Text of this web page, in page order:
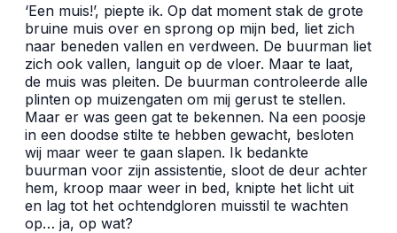
‘Een muis!’, piepte ik. Op dat moment stak de grote
bruine muis over en sprong op mijn bed, liet zich
naar beneden vallen en verdween. De buurman liet
zich ook vallen, languit op de vloer. Maar te laat,
de muis was pleiten. De buurman controleerde alle
plinten op muizengaten om mij gerust te stellen.
Maar er was geen gat te bekennen. Na een poosje
in een doodse stilte te hebben gewacht, besloten
wij maar weer te gaan slapen. Ik bedankte
buurman voor zijn assistentie, sloot de deur achter
hem, kroop maar weer in bed, knipte het licht uit
en lag tot het ochtendgloren muisstil te wachten
op… ja, op wat?